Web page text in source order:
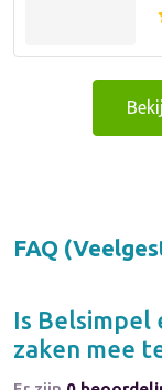
FAQ
Is Belsimpel
zaken mee